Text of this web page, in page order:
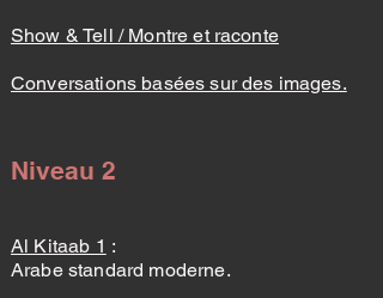
Show & Tell / Montre et raconte
Conversations basées sur des images.
Niveau 2
Al Kitaab 1 :
Arabe standard moderne.